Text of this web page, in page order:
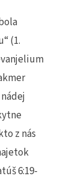
(1.
z nás
6:19-